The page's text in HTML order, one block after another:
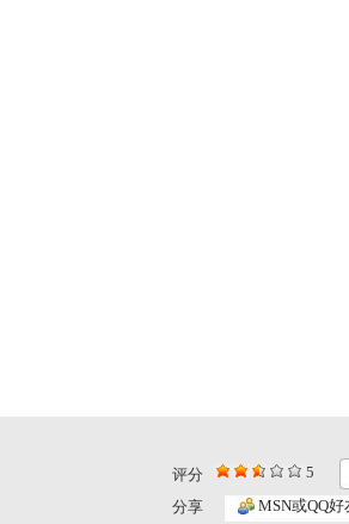
评分 5
分享
MSN或QQ好
小小智慧树...